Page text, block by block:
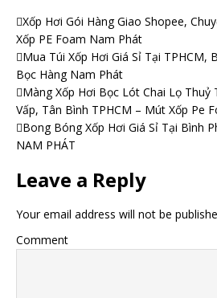
Xốp Hơi Gói Hàng Giao Shopee,
Xốp PE Foam Nam Phát
Mua Túi Xốp Hơi Giá Sỉ Tại TPHCM,
Bọc Hàng Nam Phát
Màng Xốp Hơi Bọc Lót Chai Lọ Thuỷ
Vấp, Tân Bình TPHCM – Mút Xốp Pe
Bong Bóng Xốp Hơi Giá Sỉ Tại Bình
NAM PHÁT
Leave a Reply
Your email address will not be
Comment